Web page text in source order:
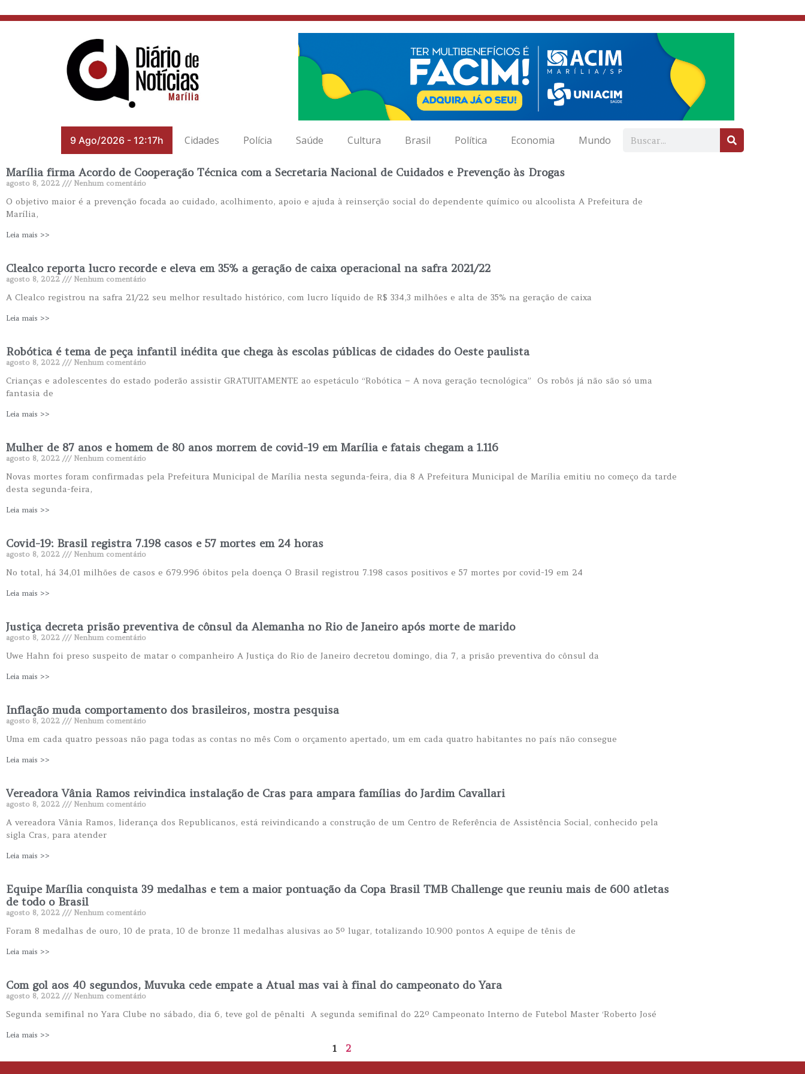
9 Ago/2026 - 12:17h Cidades Polícia Saúde Cultura Brasil Política Economia Mundo
Marília firma Acordo de Cooperação Técnica com a Secretaria Nacional de Cuidados e Prevenção às Drogas
agosto 8, 2022 Nenhum comentário
O objetivo maior é a prevenção focada ao cuidado, acolhimento, apoio e ajuda à reinserção social do dependente químico ou alcoolista A Prefeitura de
Marília,
Leia mais >>
Clealco reporta lucro recorde e eleva em 35% a geração de caixa operacional na safra 2021/22
agosto 8, 2022 Nenhum comentário
A Clealco registrou na safra 21/22 seu melhor resultado histórico, com lucro líquido de R$ 334,3 milhões e alta de 35% na geração de caixa
Leia mais >>
Robótica é tema de peça infantil inédita que chega às escolas públicas de cidades do Oeste paulista
agosto 8, 2022 Nenhum comentário
Crianças e adolescentes do estado poderão assistir GRATUITAMENTE ao espetáculo “Robótica – A nova geração tecnológica” Os robôs já não são só uma
fantasia de
Leia mais >>
Mulher de 87 anos e homem de 80 anos morrem de covid-19 em Marília e fatais chegam a 1.116
agosto 8, 2022 Nenhum comentário
Novas mortes foram confirmadas pela Prefeitura Municipal de Marília nesta segunda-feira, dia 8 A Prefeitura Municipal de Marília emitiu no começo da tarde
desta segunda-feira,
Leia mais >>
Covid-19: Brasil registra 7.198 casos e 57 mortes em 24 horas
agosto 8, 2022 Nenhum comentário
No total, há 34,01 milhões de casos e 679.996 óbitos pela doença O Brasil registrou 7.198 casos positivos e 57 mortes por covid-19 em 24
Leia mais >>
Justiça decreta prisão preventiva de cônsul da Alemanha no Rio de Janeiro após morte de marido
agosto 8, 2022 Nenhum comentário
Uwe Hahn foi preso suspeito de matar o companheiro A Justiça do Rio de Janeiro decretou domingo, dia 7, a prisão preventiva do cônsul da
Leia mais >>
Inflação muda comportamento dos brasileiros, mostra pesquisa
agosto 8, 2022 Nenhum comentário
Uma em cada quatro pessoas não paga todas as contas no mês Com o orçamento apertado, um em cada quatro habitantes no país não consegue
Leia mais >>
Vereadora Vânia Ramos reivindica instalação de Cras para ampara famílias do Jardim Cavallari
agosto 8, 2022 Nenhum comentário
A vereadora Vânia Ramos, liderança dos Republicanos, está reivindicando a construção de um Centro de Referência de Assistência Social, conhecido pela
sigla Cras, para atender
Leia mais >>
Equipe Marília conquista 39 medalhas e tem a maior pontuação da Copa Brasil TMB Challenge que reuniu mais de 600 atletas
de todo o Brasil
agosto 8, 2022 Nenhum comentário
Foram 8 medalhas de ouro, 10 de prata, 10 de bronze 11 medalhas alusivas ao 5º lugar, totalizando 10.900 pontos A equipe de tênis de
Leia mais >>
Com gol aos 40 segundos, Muvuka cede empate a Atual mas vai à final do campeonato do Yara
agosto 8, 2022 Nenhum comentário
Segunda semifinal no Yara Clube no sábado, dia 6, teve gol de pênalti A segunda semifinal do 22º Campeonato Interno de Futebol Master ‘Roberto José
Leia mais >>
1 2